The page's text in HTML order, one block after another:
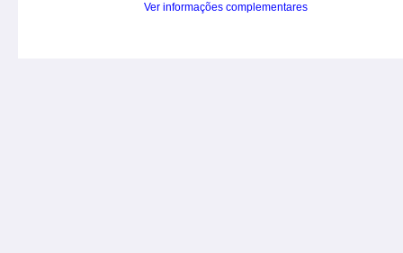
Ver informações complementares